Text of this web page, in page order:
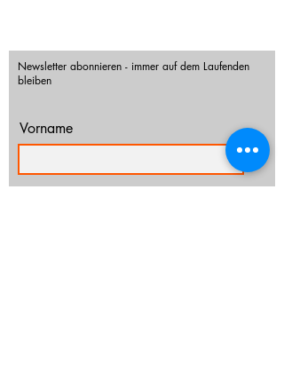
Newsletter abonnieren - immer auf dem Laufenden
bleiben
Vorname